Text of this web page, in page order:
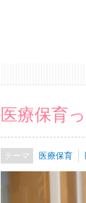
医療保育
医療保育